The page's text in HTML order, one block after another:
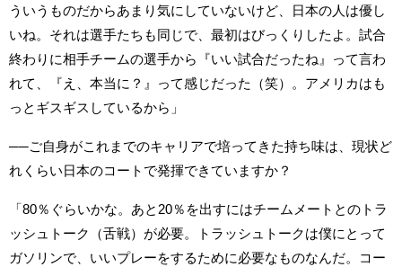
ういうものだからあまり気にしていないけど、日本の人は優し
いね。それは選手たちも同じで、最初はびっくりしたよ。試合
終わりに相手チームの選手から『いい試合だったね』って言わ
れて、『え、本当に？』って感じだった（笑）。アメリカはも
っとギスギスしているから」
──ご自身がこれまでのキャリアで培ってきた持ち味は、現状ど
れくらい日本のコートで発揮できていますか？
「80％ぐらいかな。あと20％を出すにはチームメートとのトラ
ッシュトーク（舌戦）が必要。トラッシュトークは僕にとって
ガソリンで、いいプレーをするために必要なものなんだ。コー